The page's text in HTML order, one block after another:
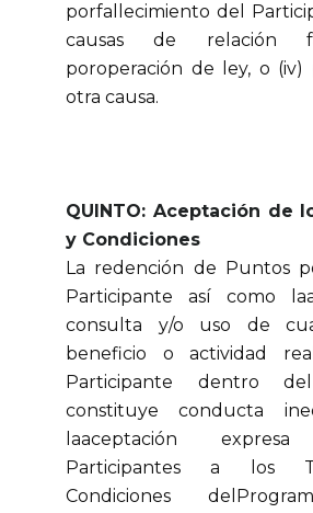
porfallecimiento del
causas de relación
poroperación de ley, o
otra causa.
QUINTO: Aceptación de
y Condiciones
La redención de Puntos
Participante así como
consulta y/o uso de
beneficio o actividad
Participante dentro
constituye conducta
laaceptación
Participantes a los
Condiciones